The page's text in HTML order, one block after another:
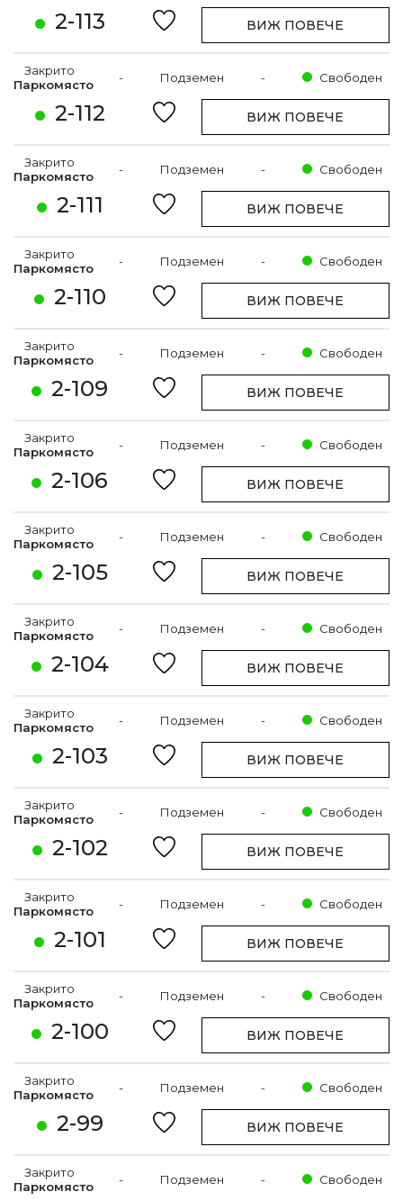
2-113 ВИЖ ПОВЕЧЕ
2-112
Закрито
Паркомясто
- Подземен - Свободен
ВИЖ ПОВЕЧЕ
2-111
Закрито
Паркомясто
- Подземен - Свободен
ВИЖ ПОВЕЧЕ
2-110
Закрито
Паркомясто
- Подземен - Свободен
ВИЖ ПОВЕЧЕ
2-109
Закрито
Паркомясто
- Подземен - Свободен
ВИЖ ПОВЕЧЕ
2-106
Закрито
Паркомясто
- Подземен - Свободен
ВИЖ ПОВЕЧЕ
2-105
Закрито
Паркомясто
- Подземен - Свободен
ВИЖ ПОВЕЧЕ
2-104
Закрито
Паркомясто
- Подземен - Свободен
ВИЖ ПОВЕЧЕ
2-103
Закрито
Паркомясто
- Подземен - Свободен
ВИЖ ПОВЕЧЕ
2-102
Закрито
Паркомясто
- Подземен - Свободен
ВИЖ ПОВЕЧЕ
2-101
Закрито
Паркомясто
- Подземен - Свободен
ВИЖ ПОВЕЧЕ
2-100
Закрито
Паркомясто
- Подземен - Свободен
ВИЖ ПОВЕЧЕ
2-99
Закрито
Паркомясто
- Подземен - Свободен
ВИЖ ПОВЕЧЕ
Закрито
Паркомясто
- Подземен - Свободен